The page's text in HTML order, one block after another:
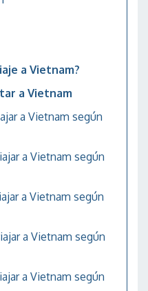
a Vietnam?
a Vietnam
a Vietnam según
a Vietnam según
a Vietnam según
a Vietnam según
a Vietnam según